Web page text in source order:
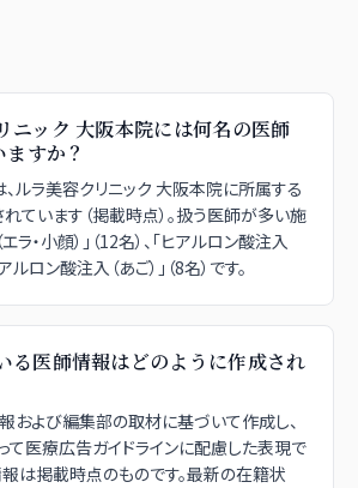
ニック 大阪本院には何名の医師
すか？
ルラ美容クリニック 大阪本院に所属する
ています（掲載時点）。扱う医師が多い施
ラ・小顔）」（12名）、「ヒアルロン酸注入
アルロン酸注入（あご）」（8名）です。
る医師情報はどのように作成され
および編集部の取材に基づいて作成し、
て医療広告ガイドラインに配慮した表現で
報は掲載時点のものです。最新の在籍状